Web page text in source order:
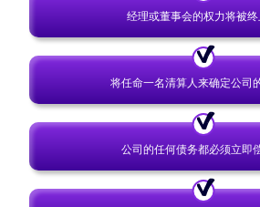
经理或董事会的权力将被终
将任命一名清算人来确定公司
公司的任何债务都必须立即